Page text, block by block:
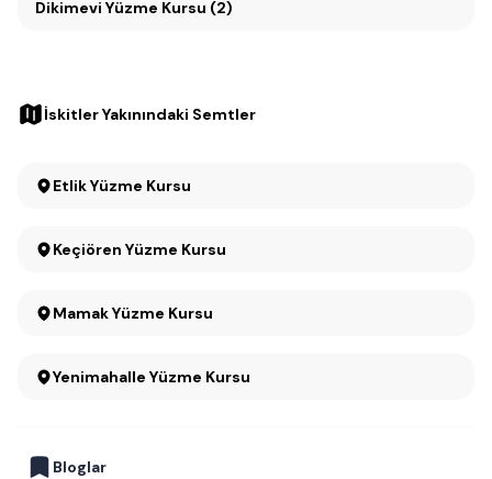
Dikimevi Yüzme Kursu (2)
İskitler Yakınındaki Semtler
Etlik Yüzme Kursu
Keçiören Yüzme Kursu
Mamak Yüzme Kursu
Yenimahalle Yüzme Kursu
Bloglar